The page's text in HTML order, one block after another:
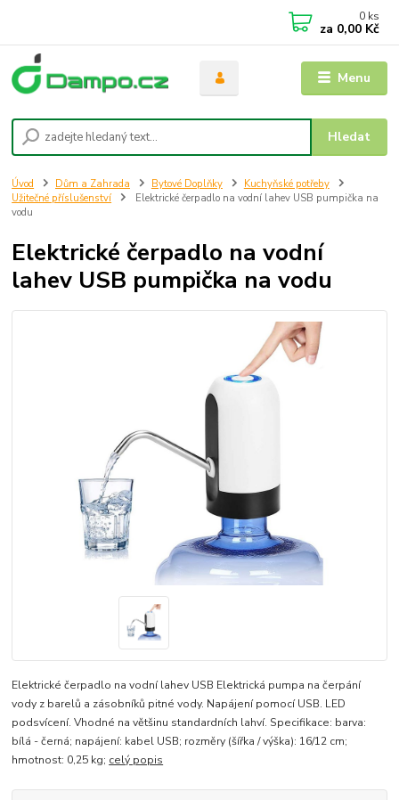
Menu
Hledat
0 ks
za 0,00 Kč
Úvod Dům a Zahrada Bytové Doplňky
Kuchyňské potřeby
Užitečné příslušenství
Elektrické čerpadlo na vodní lahev USB pumpička na
vodu
Elektrické čerpadlo na vodní
lahev USB pumpička na vodu
Elektrické čerpadlo na vodní lahev USB Elektrická pumpa na čerpání
vody z barelů a zásobníků pitné vody. Napájení pomocí USB. LED
podsvícení. Vhodné na většinu standardních lahví. Specifikace: barva:
bílá - černá; napájení: kabel USB; rozměry (šířka / výška): 16/12 cm;
hmotnost: 0,25 kg; celý popis